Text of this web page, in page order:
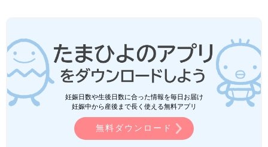
まな さん
（2才代ベビー／30才以上～34才ママ）
持ち運びが軽く、通気性が良い。現在14キロの息子ですが今も使
えています。スーパーで走り回るのが嫌で抱っこひもを使用して
ます。息子の苦手な場所で抱っこひもをすると安心してくれま
妊娠日数や生後日数に合った情報を毎日お届け
妊娠中から産後まで長く使える無料アプリ
無料ダウンロード